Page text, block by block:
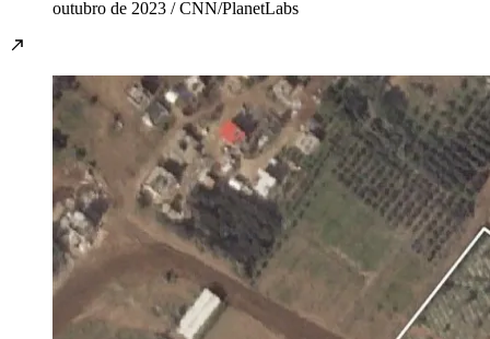
outubro de 2023 / CNN/PlanetLabs